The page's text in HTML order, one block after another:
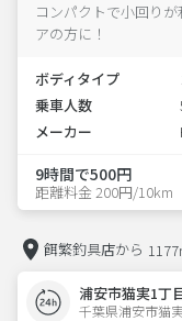
コンパクトで小回り
アの方に！
ボディタイプ
乗車人数
メーカー
9時間で500円
距離料金 200円/10km
餌繁釣具店から
浦安市猫実1丁
千葉県浦安市猫